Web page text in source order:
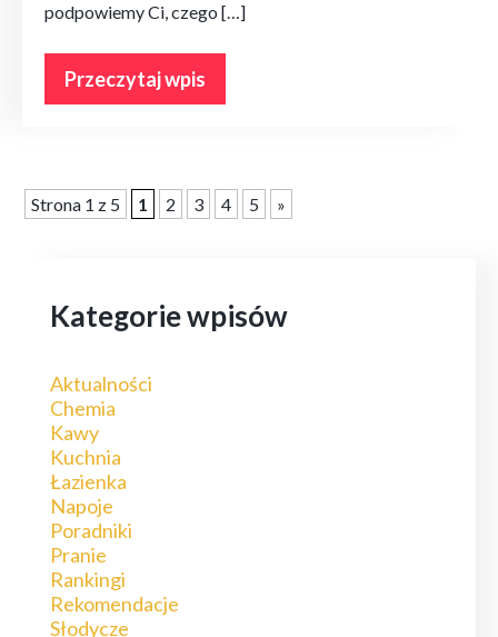
podpowiemy Ci, czego […]
Przeczytaj wpis
Strona 1 z 5 1 2 3 4 5 »
Kategorie wpisów
Aktualności
Chemia
Kawy
Kuchnia
Łazienka
Napoje
Poradniki
Pranie
Rankingi
Rekomendacje
Słodycze